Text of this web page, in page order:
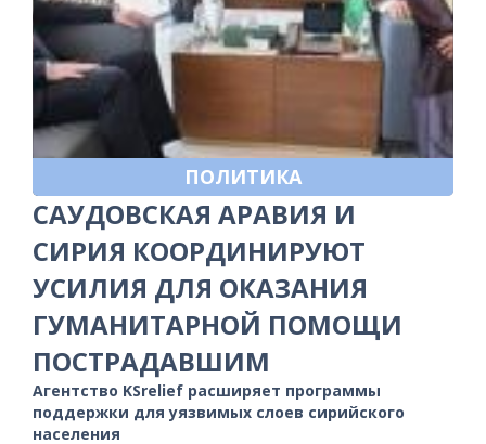
ПОЛИТИКА
САУДОВСКАЯ АРАВИЯ И
СИРИЯ КООРДИНИРУЮТ
УСИЛИЯ ДЛЯ ОКАЗАНИЯ
ГУМАНИТАРНОЙ ПОМОЩИ
ПОСТРАДАВШИМ
Агентство KSrelief расширяет программы
поддержки для уязвимых слоев сирийского
населения